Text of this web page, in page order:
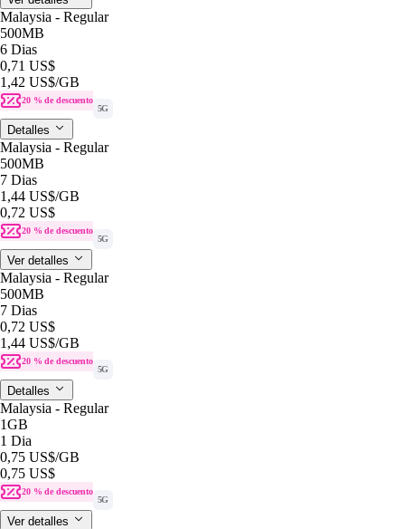
Malaysia - Regular
500MB
6 Dias
0,71 US$
1,42 US$/GB
20 % de descuento
5G
Detalles
Malaysia - Regular
500MB
7 Dias
1,44 US$/GB
0,72 US$
20 % de descuento
5G
Ver detalles
Malaysia - Regular
500MB
7 Dias
0,72 US$
1,44 US$/GB
20 % de descuento
5G
Detalles
Malaysia - Regular
1GB
1 Dia
0,75 US$/GB
0,75 US$
20 % de descuento
5G
Ver detalles